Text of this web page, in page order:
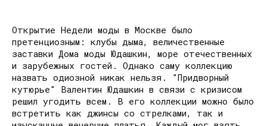
Открытие Недели моды в Москве было
претенциозным: клубы дыма, величественные
заставки Дома моды Юдашкин, море отечественных
и зарубежных гостей. Однако саму коллекцию
назвать одиозной никак нельзя. "Придворный
кутюрье" Валентин Юдашкин в связи с кризисом
решил угодить всем. В его коллекции можно было
встретить как джинсы со стрелками, так и